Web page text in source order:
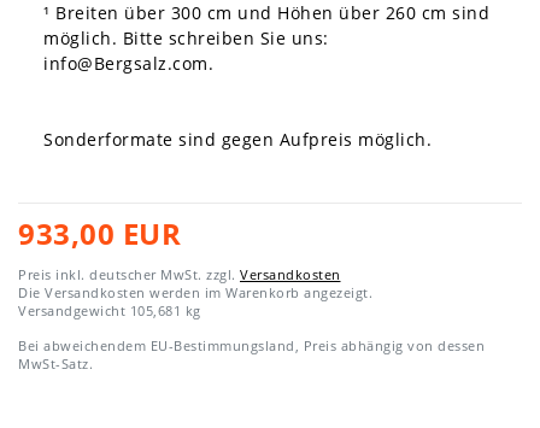
¹ Breiten über 300 cm und Höhen über 260 cm sind
möglich. Bitte schreiben Sie uns:
info@Bergsalz.com.
Sonderformate sind gegen Aufpreis möglich.
933,00 EUR
Preis inkl. deutscher MwSt. zzgl. Versandkosten
Die Versandkosten werden im Warenkorb angezeigt.
Versandgewicht 105,681 kg
Bei abweichendem EU-Bestimmungsland, Preis abhängig von dessen
MwSt-Satz.